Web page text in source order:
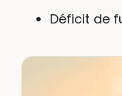
Déficit de